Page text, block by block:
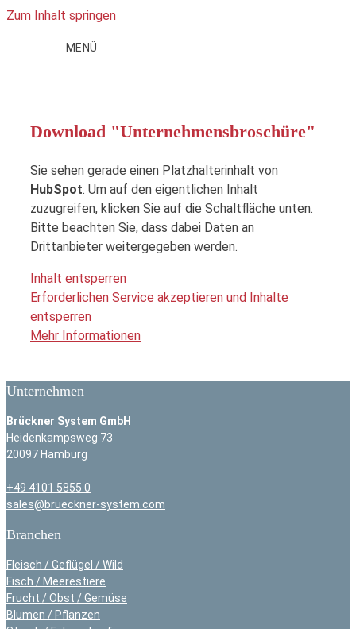
Zum Inhalt springen
MENÜ
Download "Unternehmensbroschüre"
Sie sehen gerade einen Platzhalterinhalt von
HubSpot. Um auf den eigentlichen Inhalt
zuzugreifen, klicken Sie auf die Schaltfläche unten.
Bitte beachten Sie, dass dabei Daten an
Drittanbieter weitergegeben werden.
Inhalt entsperren
Erforderlichen Service akzeptieren und Inhalte
entsperren
Mehr Informationen
Unternehmen
Brückner System GmbH
Heidenkampsweg 73
20097 Hamburg
+49 4101 5855 0
sales@brueckner-system.com
Branchen
Fleisch / Geflügel / Wild
Fisch / Meerestiere
Frucht / Obst / Gemüse
Blumen / Pflanzen